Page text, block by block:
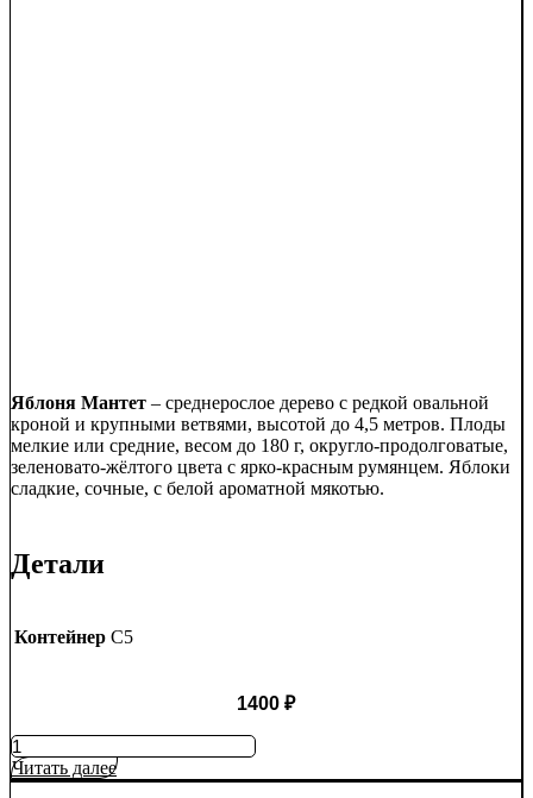
Яблоня Мантет – среднерослое дерево с редкой овальной
кроной и крупными ветвями, высотой до 4,5 метров. Плоды
мелкие или средние, весом до 180 г, округло-продолговатые,
зеленовато-жёлтого цвета с ярко-красным румянцем. Яблоки
сладкие, сочные, с белой ароматной мякотью.
Детали
Контейнер C5
1400 ₽
Количество
товара
Яблоня
Читать далее